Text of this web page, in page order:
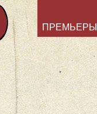
ПРЕМЬЕРЫ